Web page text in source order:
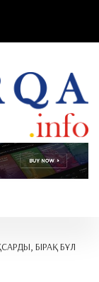
БІРАҚ БҰЛ